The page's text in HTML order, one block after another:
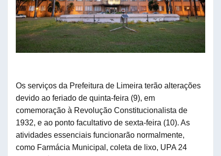
Os serviços da Prefeitura de Limeira terão alterações
devido ao feriado de quinta-feira (9), em
comemoração à Revolução Constitucionalista de
1932, e ao ponto facultativo de sexta-feira (10). As
atividades essenciais funcionarão normalmente,
como Farmácia Municipal, coleta de lixo, UPA 24